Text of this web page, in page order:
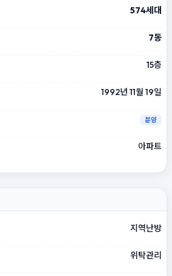
574세대
7동
15층
1992년 11월 19일
분양
아파트
지역난방
위탁관리